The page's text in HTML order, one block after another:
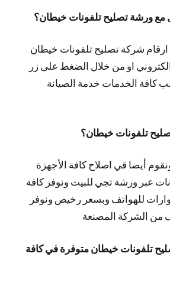
مع ورشة تصليح تلفونات خيطان؟
ارقام شركة تصليح تلفونات خيطان
او من خلال الضغط على زر
كافة الخدمات خدمة الصيانة
تلفونات خيطان؟
أيضا قي اصلاح كافة الأجهزة
عبر ورشة تجي للبيت ونوفر كافة
للهواتف وبسعر رخيص ونوفر
من الشركة المصنعة
تلفونات خيطان متوفرة في كافة